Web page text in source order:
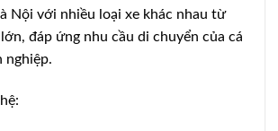
Nội với nhiều loại xe khác nhau từ
đáp ứng nhu cầu di chuyển của cá
nghiệp.